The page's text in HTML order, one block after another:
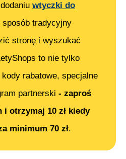
wtyczki do
sposób tradycyjny
stronę i wyszukać
to nie tylko
rabatowe, specjalne
partnerski - zaproś
i otrzymaj 10 zł kiedy
minimum 70 zł.